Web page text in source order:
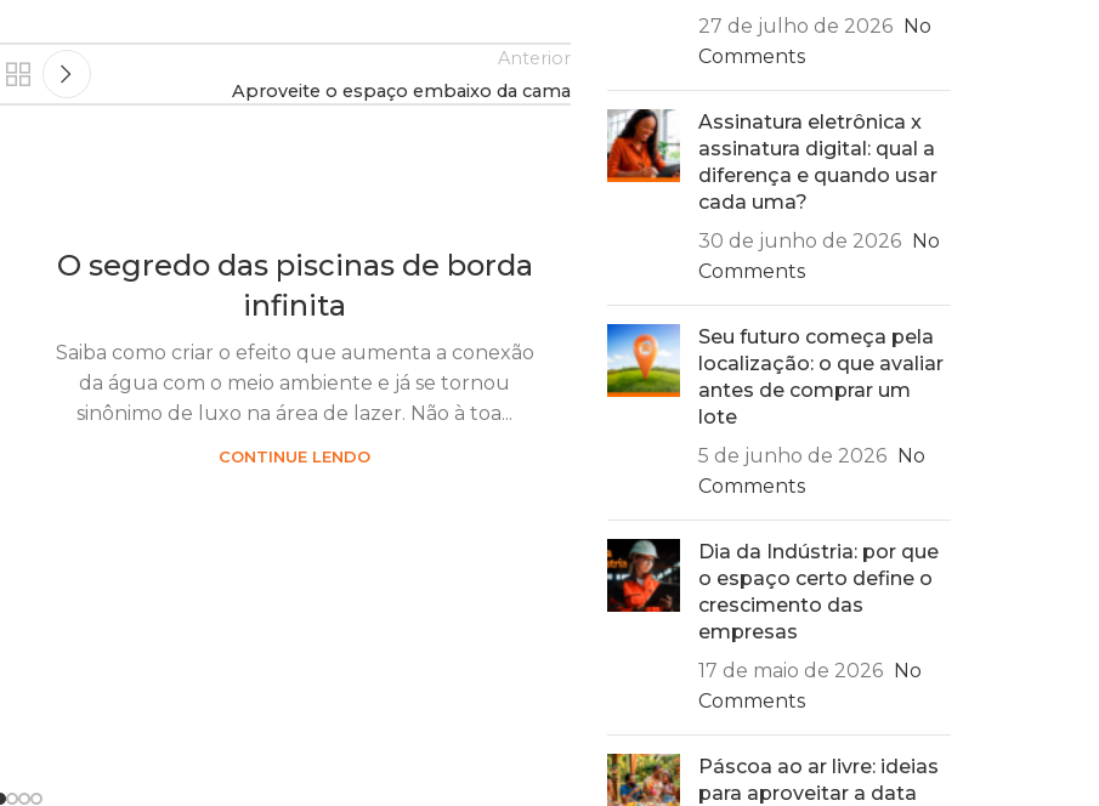
Anterior
Aproveite o espaço embaixo da cama
O segredo das piscinas de borda
infinita
Saiba como criar o efeito que aumenta a conexão
da água com o meio ambiente e já se tornou
sinônimo de luxo na área de lazer. Não à toa...
CONTINUE LENDO
Cadeiras diferentes na mesa de
jantar
Faz tempo que os “conjuntinhos” e o “tudo
combinadinho” caiu em desuso na decoração. Mais
uma vez, a liberdade e o acesso rápido à info...
CONTINUE LENDO
27 de julho de 2026 No
Comments
Assinatura eletrônica x
assinatura digital: qual a
diferença e quando usar
cada uma?
30 de junho de 2026 No
Comments
Seu futuro começa pela
localização: o que avaliar
antes de comprar um
lote
5 de junho de 2026 No
Comments
Dia da Indústria: por que
o espaço certo define o
crescimento das
empresas
17 de maio de 2026 No
Comments
Páscoa ao ar livre: ideias
para aproveitar a data